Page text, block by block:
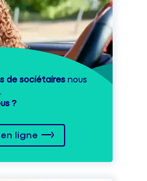
de sociétaires nous
?
ligne